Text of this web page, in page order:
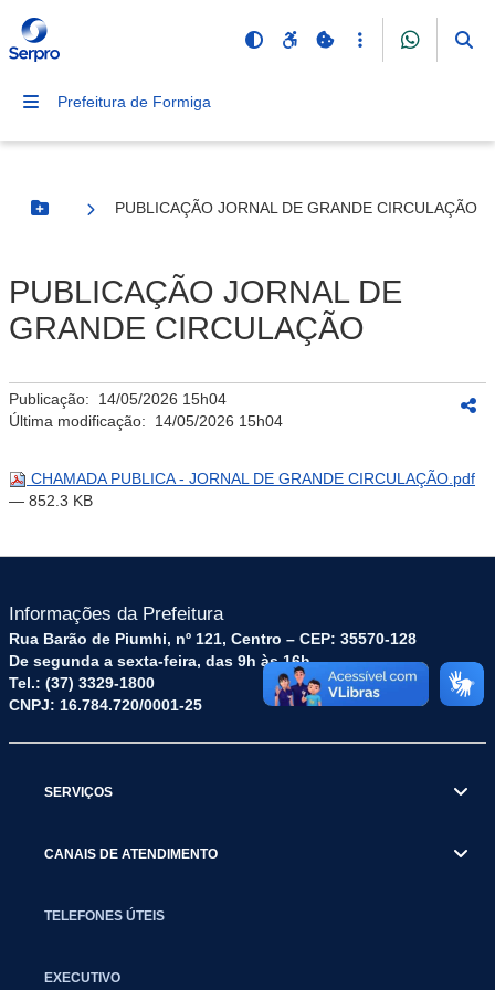
Prefeitura de Formiga
Botão Menu
PUBLICAÇÃO JORNAL DE GRANDE CIRCULAÇÃO
PUBLICAÇÃO JORNAL DE
GRANDE CIRCULAÇÃO
Publicação: 14/05/2026 15h04
Última modificação: 14/05/2026 15h04
CHAMADA PUBLICA - JORNAL DE GRANDE CIRCULAÇÃO.pdf
— 852.3 KB
Informações da Prefeitura
Rua Barão de Piumhi, nº 121, Centro – CEP: 35570-128
De segunda a sexta-feira, das 9h às 16h
Tel.: (37) 3329-1800
CNPJ: 16.784.720/0001-25
SERVIÇOS
CANAIS DE ATENDIMENTO
TELEFONES ÚTEIS
EXECUTIVO